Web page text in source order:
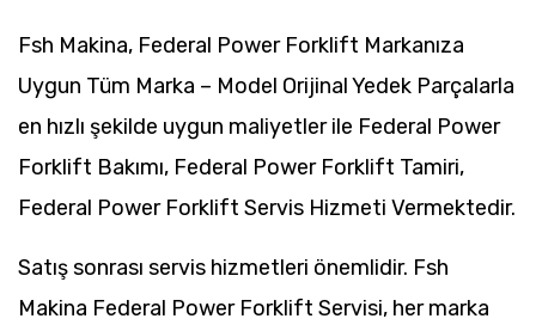
Fsh Makina, Federal Power Forklift Markanıza
Uygun Tüm Marka – Model Orijinal Yedek Parçalarla
en hızlı şekilde uygun maliyetler ile Federal Power
Forklift Bakımı, Federal Power Forklift Tamiri,
Federal Power Forklift Servis Hizmeti Vermektedir.
Satış sonrası servis hizmetleri önemlidir. Fsh
Makina Federal Power Forklift Servisi, her marka